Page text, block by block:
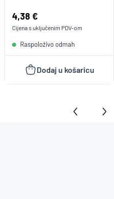
Cijena:
4,38 €
Cijena s uključenim PDV-om
Raspoloživo odmah
Dodaj u košaricu